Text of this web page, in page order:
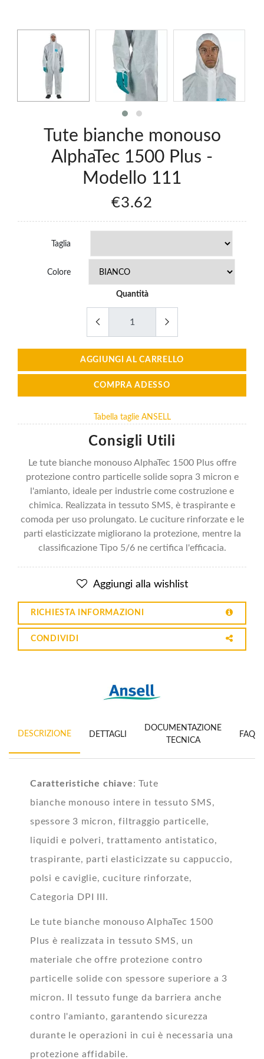
Tute bianche monouso
AlphaTec 1500 Plus -
Modello 111
€3.62
Taglia
Colore
Quantità
AGGIUNGI AL CARRELLO
COMPRA ADESSO
Tabella taglie ANSELL
Consigli Utili
Le tute bianche monouso AlphaTec 1500 Plus offre
protezione contro particelle solide sopra 3 micron e
l'amianto, ideale per industrie come costruzione e
chimica. Realizzata in tessuto SMS, è traspirante e
comoda per uso prolungato. Le cuciture rinforzate e le
parti elasticizzate migliorano la protezione, mentre la
classificazione Tipo 5/6 ne certifica l'efficacia.
Aggiungi alla wishlist
RICHIESTA INFORMAZIONI
CONDIVIDI
DESCRIZIONE DETTAGLI
DOCUMENTAZIONE
TECNICA
FAQ
Caratteristiche chiave: Tute
bianche monouso intere in tessuto SMS,
spessore 3 micron, filtraggio particelle,
liquidi e polveri, trattamento antistatico,
traspirante, parti elasticizzate su cappuccio,
polsi e caviglie, cuciture rinforzate,
Categoria DPI III.
Le tute bianche monouso AlphaTec 1500
Plus è realizzata in tessuto SMS, un
materiale che offre protezione contro
particelle solide con spessore superiore a 3
micron. Il tessuto funge da barriera anche
contro l'amianto, garantendo sicurezza
durante le operazioni in cui è necessaria una
protezione affidabile.